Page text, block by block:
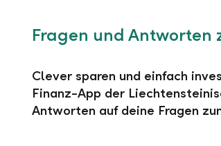
Fragen und Antworten
Clever sparen und einfach
Finanz-App der
Antworten auf deine Fragen